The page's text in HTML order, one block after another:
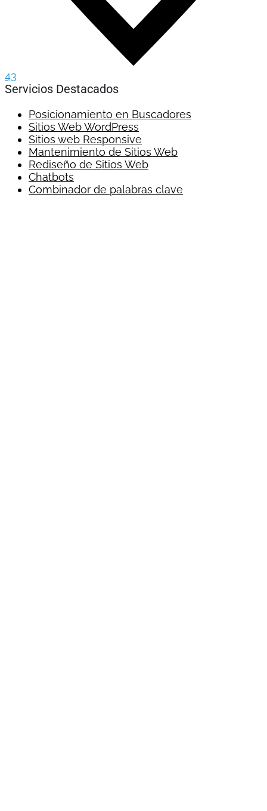
43
Servicios Destacados
Posicionamiento en Buscadores
Sitios Web WordPress
Sitios web Responsive
Mantenimiento de Sitios Web
Rediseño de Sitios Web
Chatbots
Combinador de palabras clave